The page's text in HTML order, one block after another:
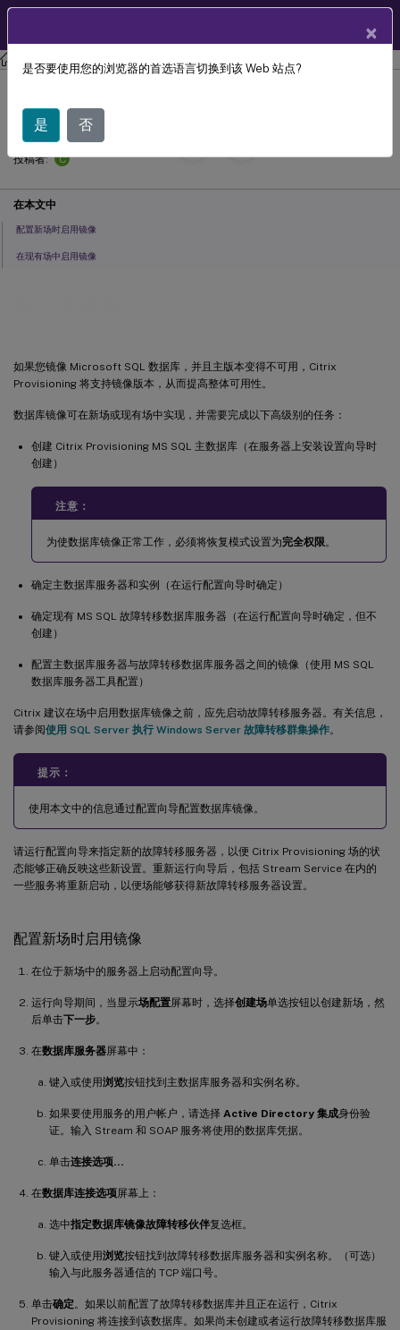
Citrix Provisioning Citrix Provisioning 2311
如果您镜像 Microsoft SQL 数据库，并且主版本变得不可用，Citrix
Provisioning 将支持镜像版本，从而提高整体可用性。
数据库镜像可在新场或现有场中实现，并需要完成以下高级别的任务：
创建 Citrix Provisioning MS SQL 主数据库（在服务器上安装设置向导时
创建）
注意：
为使数据库镜像正常工作，必须将恢复模式设置为完全权限 。
确定主数据库服务器和实例（在运行配置向导时确定）
确定现有 MS SQL 故障转移数据库服务器（在运行配置向导时确定，但不
创建）
配置主数据库服务器与故障转移数据库服务器之间的镜像（使用 MS SQL
数据库服务器工具配置）
Citrix 建议在场中启用数据库镜像之前，应先启动故障转移服务器。有关信息，
请参阅使用 SQL Server 执行 Windows Server 故障转移群集操作。
提示：
使用本文中的信息通过配置向导配置数据库镜像。
请运行配置向导来指定新的故障转移服务器，以便 Citrix Provisioning 场的状
态能够正确反映这些新设置。重新运行向导后，包括 Stream Service 在内的
一些服务将重新启动，以便场能够获得新故障转移服务器设置。
配置新场时启用镜像
在位于新场中的服务器上启动配置向导。
运行向导期间，当显示场配置屏幕时，选择创建场单选按钮以创建新场，然
后单击下一步。
在数据库服务器屏幕中：
键入或使用浏览按钮找到主数据库服务器和实例名称。
如果要使用服务的用户帐户，请选择 Active Directory 集成身份验
证。输入 Stream 和 SOAP 服务将使用的数据库凭据。
单击连接选项…
在数据库连接选项屏幕上：
选中指定数据库镜像故障转移伙伴复选框。
键入或使用浏览按钮找到故障转移数据库服务器和实例名称。（可选）
输入与此服务器通信的 TCP 端口号。
单击确定 。如果以前配置了故障转移数据库并且正在运行，Citrix
Provisioning 将连接到该数据库。如果尚未创建或者运行故障转移数据库服
数据库镜像
September 13,
2024
投稿者:
C
在本文中
配置新场时启用镜像
在现有场中启用镜像
×
是否要使用您的浏览器的首选语言切换到该 Web 站点?
是 否